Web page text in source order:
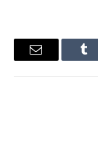
Tumblr
البريد